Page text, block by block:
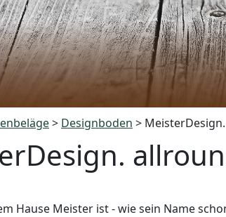
> Designboden >
Hause Meister ist - wie sein Name